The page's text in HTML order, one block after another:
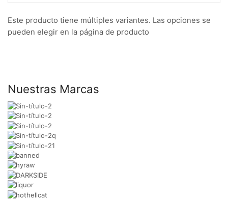
Este producto tiene múltiples variantes. Las opciones se
pueden elegir en la página de producto
Nuestras Marcas